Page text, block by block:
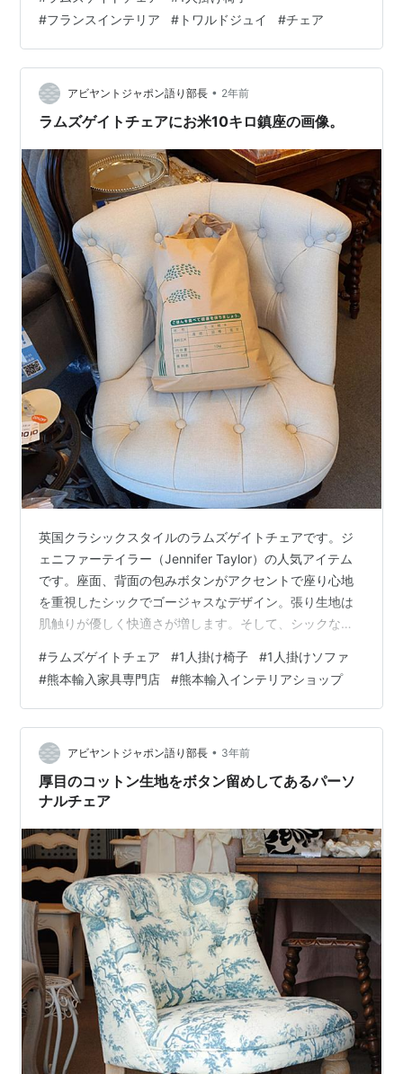
名も幸せを意味するBONHEUR（ボヌール）チェア 張り
生地の背もたれ上右側に天使達が女神のレリーフ額絵を
教会に運んでいる様子が見えますその名の通り幸せをも
たらしてくれる天使たち丸っこく小ぶりで可愛いのでマ
イチェアーに最適です。質の高い素材と技術でしっかり
とした造りに仕上がって、座り心…
#フランスインテリア # トワルドジュイ #チェア
アビヤントジャポン語り部長 • 2年前
ラムズゲイトチェアにお米10キロ鎮座の画像。
英国クラシックスタイルのラムズゲイトチェアです。ジ
ェニファーテイラー（Jennifer Taylor）の人気アイテム
です。座面、背面の包みボタンがアクセントで座り心地
を重視したシックでゴージャスなデザイン。張り生地は
肌触りが優しく快適さが増します。そして、シックなベ
ムやベッドルーム、そして、玄関ホールでお使い頂けま
す。ジェニファーテイラーのデザイナーによる「ラムズ
ゲートソファー」シリーズは、日本の住環境にマッチす
る小ぶりなサイズですが、やや硬めに作られた座面の座
り心地は素晴らしく、長時間座ることを想定した設計に
なっています。表面全体のボタン締め…
#ラムズゲイトチェア #1人掛け椅子 #1人掛けソファ
#熊本輸入家具専門店 #熊本輸入インテリアショップ
アビヤントジャポン語り部長 • 3年前
厚目のコットン生地をボタン留めしてあるパーソ
ナルチェア